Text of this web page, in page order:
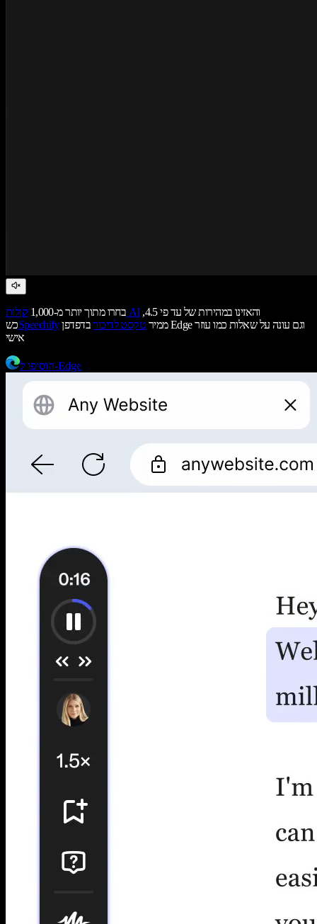
בחרו מתוך יותר מ-1,000 קולות AIוהאזינו במהירות של עד פי 4.5,
כשSpeechify ממיר טקסט לדיבורבדפדפן Edge וגם עונה על שאלות כמו עוזר
אישי
הוסיפו ל-Edge